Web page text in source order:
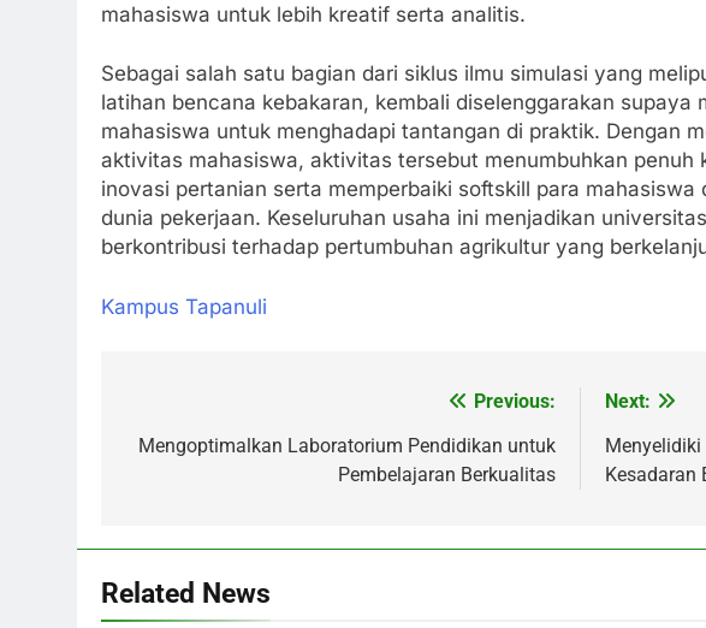
mahasiswa untuk lebih kreatif serta analitis.
Sebagai salah satu bagian dari siklus ilmu simulasi yang
latihan bencana kebakaran, kembali diselenggarakan supaya
mahasiswa untuk menghadapi tantangan di praktik. Dengan
aktivitas mahasiswa, aktivitas tersebut menumbuhkan penuh
inovasi pertanian serta memperbaiki softskill para mahasiswa
dunia pekerjaan. Keseluruhan usaha ini menjadikan
berkontribusi terhadap pertumbuhan agrikultur yang
Kampus Tapanuli
navigation
Previous:
Mengoptimalkan Laboratorium Pendidikan untuk
Pembelajaran Berkualitas
Next:
Kesadaran
Related News